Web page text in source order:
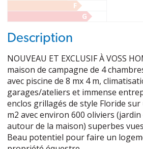
F
G
Description
NOUVEAU ET EXCLUSIF À VOSS
maison de campagne de 4
avec piscine de 8 mx 4 m,
garages/ateliers et immense
enclos grillagés de style Floride
m2 avec environ 600 oliviers
autour de la maison) superbes
Beau potentiel pour faire un